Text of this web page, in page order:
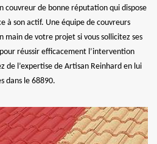
couvreur de bonne réputation qui dispose
à son actif. Une équipe de couvreurs
main de votre projet si vous sollicitez ses
réussir efficacement l’intervention
de l’expertise de Artisan Reinhard en lui
dans le 68890.